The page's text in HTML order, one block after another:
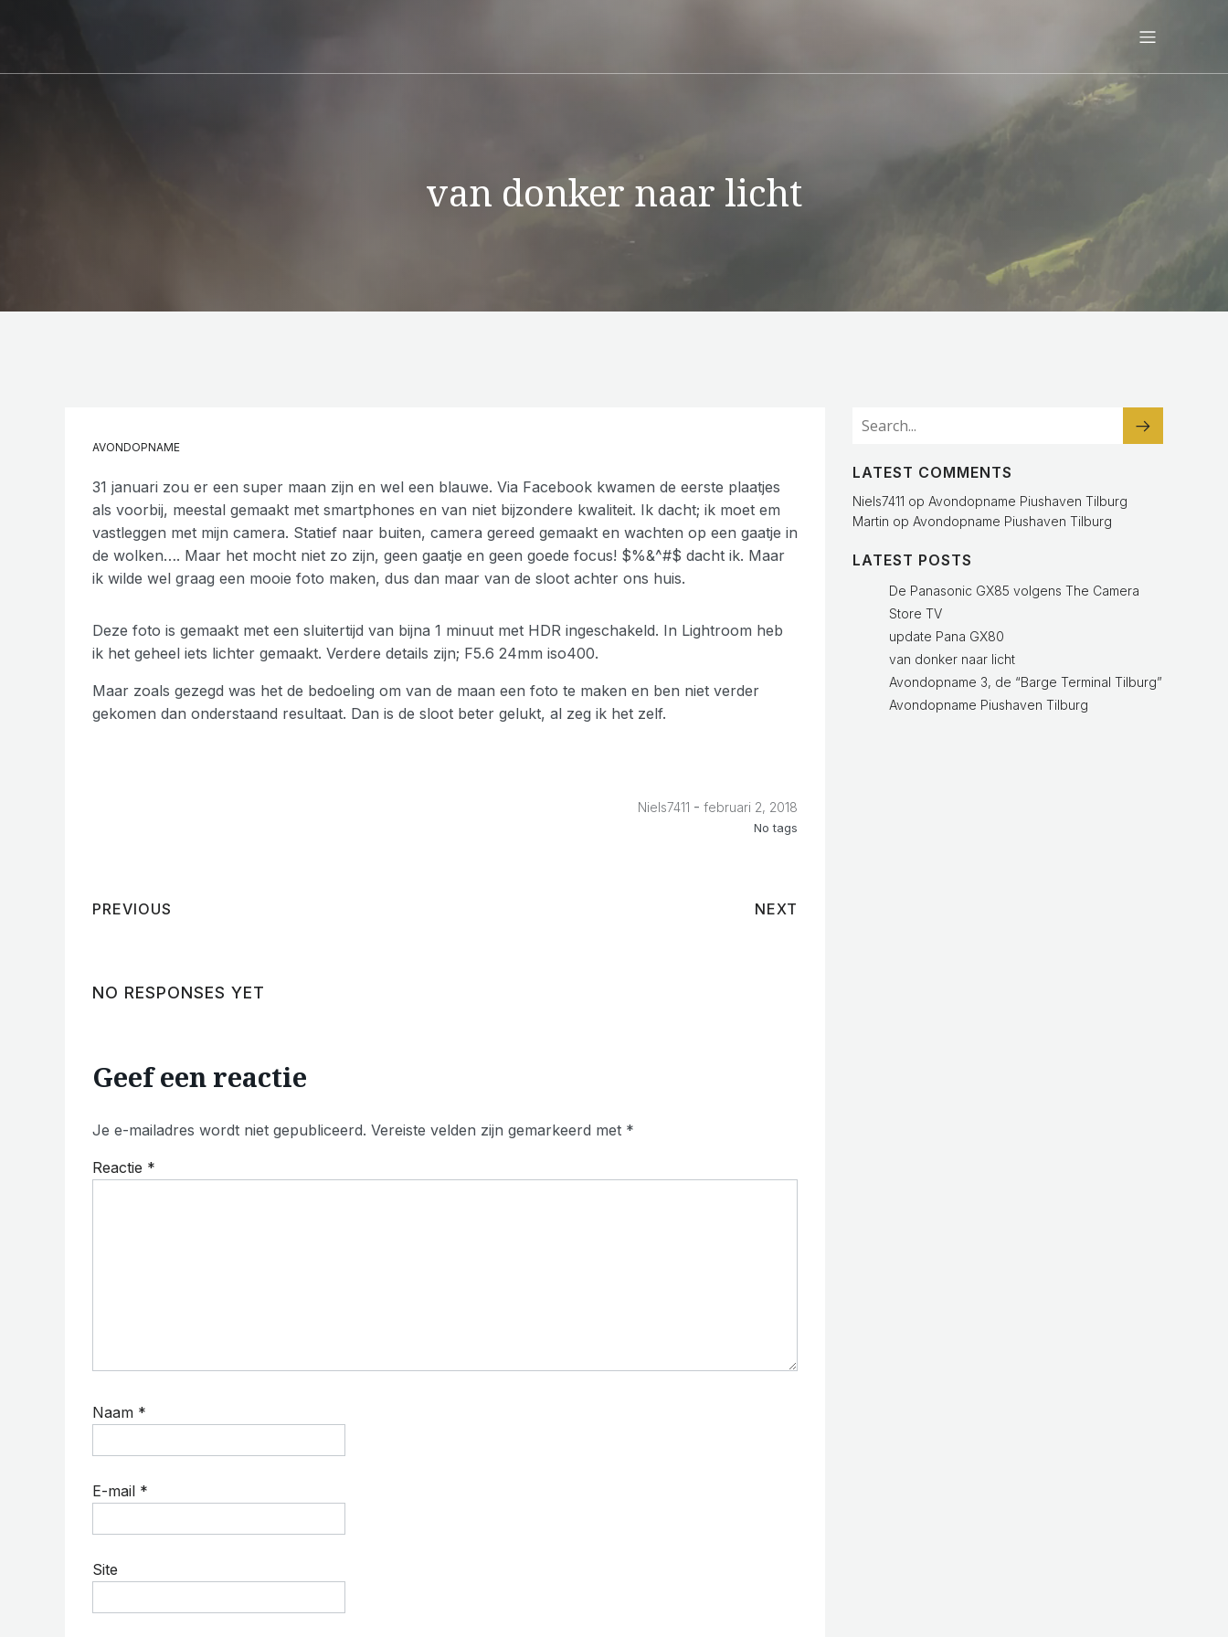
van donker naar licht
AVONDOPNAME
31 januari zou er een super maan zijn en wel een blauwe. Via Facebook kwamen de eerste plaatjes
als voorbij, meestal gemaakt met smartphones en van niet bijzondere kwaliteit. Ik dacht; ik moet em
vastleggen met mijn camera. Statief naar buiten, camera gereed gemaakt en wachten op een gaatje in
de wolken…. Maar het mocht niet zo zijn, geen gaatje en geen goede focus! $%&^#$ dacht ik. Maar
ik wilde wel graag een mooie foto maken, dus dan maar van de sloot achter ons huis.
Deze foto is gemaakt met een sluitertijd van bijna 1 minuut met HDR ingeschakeld. In Lightroom heb
ik het geheel iets lichter gemaakt. Verdere details zijn; F5.6 24mm iso400.
Maar zoals gezegd was het de bedoeling om van de maan een foto te maken en ben niet verder
gekomen dan onderstaand resultaat. Dan is de sloot beter gelukt, al zeg ik het zelf.
Niels7411 - februari 2, 2018
No tags
PREVIOUS NEXT
NO RESPONSES YET
Geef een reactie
Je e-mailadres wordt niet gepubliceerd. Vereiste velden zijn gemarkeerd met *
Reactie *
Naam *
E-mail *
Site
LATEST COMMENTS
Niels7411 op Avondopname Piushaven Tilburg
Martin op Avondopname Piushaven Tilburg
LATEST POSTS
De Panasonic GX85 volgens The Camera
Store TV
update Pana GX80
van donker naar licht
Avondopname 3, de “Barge Terminal Tilburg”
Avondopname Piushaven Tilburg